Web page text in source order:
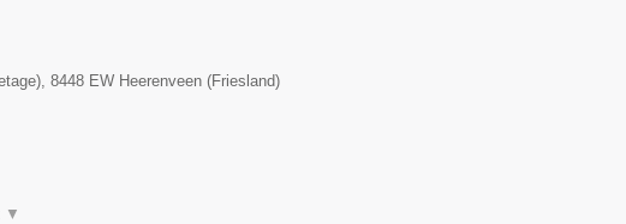
, 8448 EW Heerenveen(Friesland)
▼